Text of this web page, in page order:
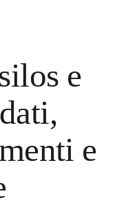
e
e